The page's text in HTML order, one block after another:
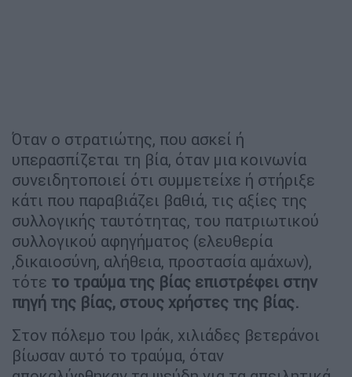
Όταν ο στρατιώτης, που ασκεί ή
υπερασπίζεται τη βία, όταν μια κοινωνία
συνειδητοποιεί ότι συμμετείχε ή στήριξε
κάτι που παραβιάζει βαθιά, τις αξίες της
συλλογικής ταυτότητας, του πατριωτικού
συλλογικού αφηγήματος (ελευθερία
,δικαιοσύνη, αλήθεια, προστασία αμάχων),
τότε το τραύμα της βίας επιστρέφει στην
πηγή της βίας, στους χρήστες της βίας.
Στον πόλεμο του Ιράκ, χιλιάδες βετεράνοι
βίωσαν αυτό το τραύμα, όταν